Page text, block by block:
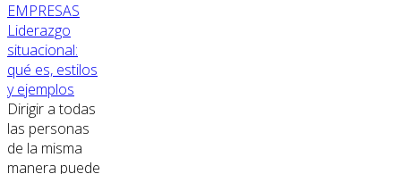
EMPRESAS
Liderazgo
situacional:
qué es, estilos
y ejemplos
Dirigir a todas
las personas
de la misma
manera puede